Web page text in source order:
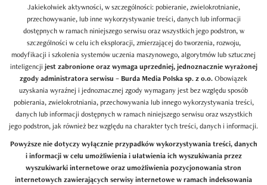
Jakiekolwiek aktywności, w szczególności: pobieranie, zwielokrotnianie,
przechowywanie, lub inne wykorzystywanie treści, danych lub informacji
dostępnych w ramach niniejszego serwisu oraz wszystkich jego podstron, w
szczególności w celu ich eksploracji, zmierzającej do tworzenia, rozwoju,
modyfikacji i szkolenia systemów uczenia maszynowego, algorytmów lub sztucznej
inteligencji jest zabronione oraz wymaga uprzedniej, jednoznacznie wyrażonej
zgody administratora serwisu – Burda Media Polska sp. z o.o.Obowiązek
uzyskania wyraźnej i jednoznacznej zgody wymagany jest bez względu sposób
pobierania, zwielokrotniania, przechowywania lub innego wykorzystywania treści,
danych lub informacji dostępnych w ramach niniejszego serwisu oraz wszystkich
jego podstron, jak również bez względu na charakter tych treści, danych i informacji.
Powyższe nie dotyczy wyłącznie przypadków wykorzystywania treści, danych
i informacji w celu umożliwienia i ułatwienia ich wyszukiwania przez
wyszukiwarki internetowe oraz umożliwienia pozycjonowania stron
internetowych zawierających serwisy internetowe w ramach indeksowania